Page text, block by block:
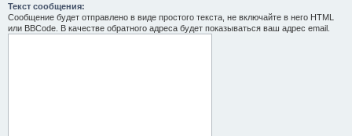
Текст сообщения:
Сообщение будет отправлено в виде простого текста, не включайте в него HTML
или BBCode. В качестве обратного адреса будет показываться ваш адрес email.